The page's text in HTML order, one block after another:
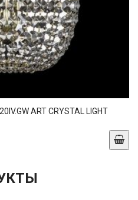
ART CRYSTAL LIGHT